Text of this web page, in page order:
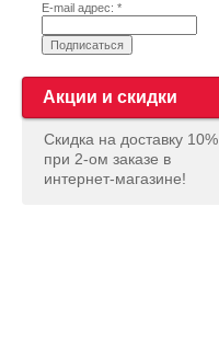
E-mail адрес: *
Акции и скидки
Скидка на доставку 10%
при 2-ом заказе в
интернет-магазине!